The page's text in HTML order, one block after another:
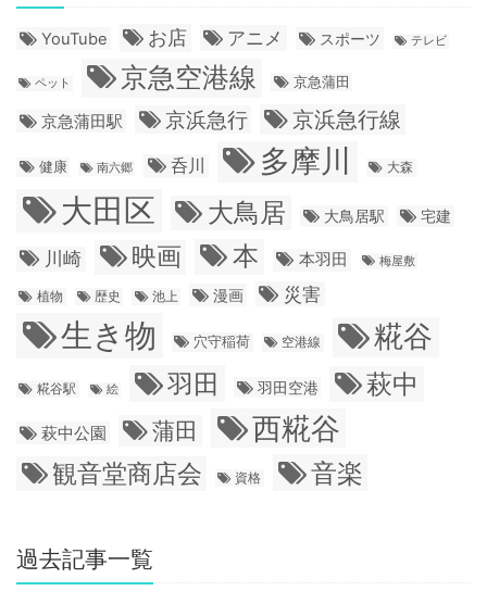
YouTube お店 アニメ スポーツ テレビ
ペット 京急空港線 京急蒲田
京急蒲田駅 京浜急行 京浜急行線
健康 南六郷 呑川 多摩川 大森
大田区 大鳥居 大鳥居駅 宅建
川崎 映画 本 本羽田 梅屋敷
植物 歴史 池上 漫画 災害
生き物 穴守稲荷 空港線 糀谷
糀谷駅 絵 羽田 羽田空港 萩中
萩中公園 蒲田 西糀谷
観音堂商店会 資格 音楽
過去記事一覧